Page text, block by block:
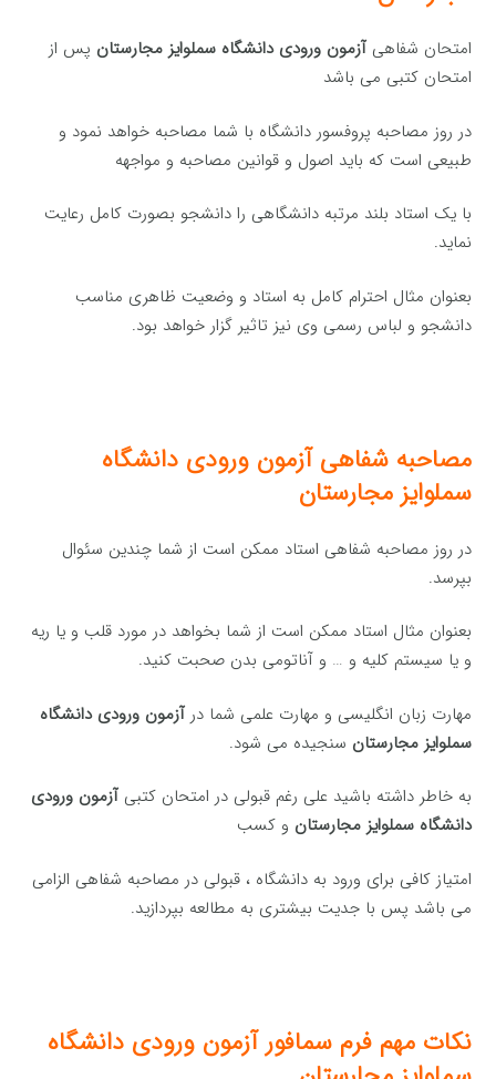
امتحان شفاهیآزمون ورودی دانشگاه سملوایز مجارستان پس از
امتحان کتبی می باشد
در روز مصاحبه پروفسور دانشگاه با شما مصاحبه خواهد نمود و
طبیعی است که باید اصول و قوانین مصاحبه و مواجهه
با یک استاد بلند مرتبه دانشگاهی را دانشجو بصورت کامل رعایت
نماید.
بعنوان مثال احترام کامل به استاد و وضعیت ظاهری مناسب
دانشجو و لباس رسمی وی نیز تاثیر گزار خواهد بود.
مصاحبه شفاهیآزمونورودی دانشگاه
سملوایز مجارستان
در روز مصاحبه شفاهی استاد ممکن است از شما چندین سئوال
بپرسد.
بعنوان مثال استاد ممکن است از شما بخواهد در مورد قلب و یا ریه
و یا سیستم کلیه و … و آناتومی بدن صحبت کنید.
مهارت زبان انگلیسی و مهارت علمی شما درآزمون ورودی دانشگاه
سملوایز مجارستان سنجیده می شود.
به خاطر داشته باشید علی رغم قبولی در امتحان کتبیآزمون ورودی
دانشگاه سملوایز مجارستان و کسب
امتیاز کافی برای ورود به دانشگاه ، قبولی در مصاحبه شفاهی الزامی
می باشد پس با جدیت بیشتری به مطالعه بپردازید.
نکات مهم فرم سمافورآزمونورودی دانشگاه